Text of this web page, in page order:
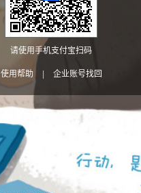
请使用手机支付宝扫码
使用帮助 企业账号找回